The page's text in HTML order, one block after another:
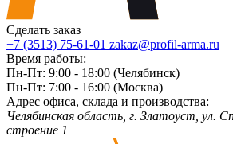
Сделать заказ
+7 (3513) 75-61-01 zakaz@profil-arma.ru
Время работы:
Пн-Пт: 9:00 - 18:00 (Челябинск)
Пн-Пт: 7:00 - 16:00 (Москва)
Адрес офиса, склада и производства:
Челябинская область, г. Злaтoycт, ул.
строение 1